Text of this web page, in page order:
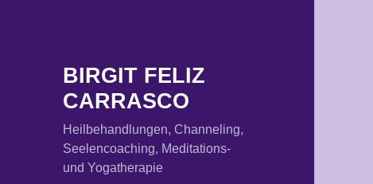
BIRGIT FELIZ
CARRASCO
Heilbehandlungen, Channeling,
Seelencoaching, Meditations-
und Yogatherapie